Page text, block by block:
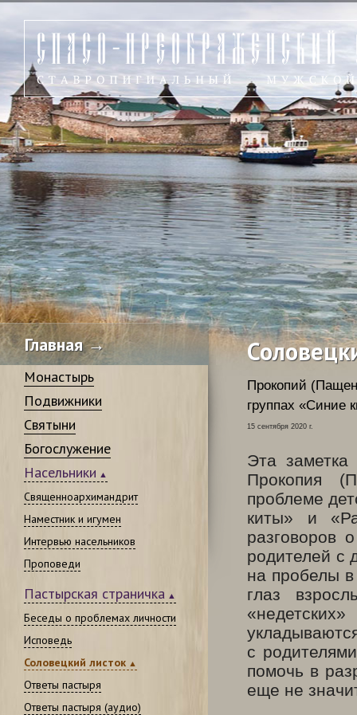
Главная →
Монастырь
Подвижники
Святыни
Богослужение
Насельники
Священноархимандрит
Наместник и игумен
Интервью насельников
Проповеди
Пастырская страничка
Беседы о проблемах личности
Исповедь
Соловецкий листок
Ответы пастыря
Ответы пастыря (аудио)
Прокопий
группах «Синие
15 сентября 2020 г.
Эта заметка
Прокопия
проблеме
киты» и
разговоров
родителей с
на пробелы
глаз
с
помочь в
еще не